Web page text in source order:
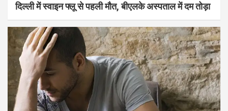
दिल्ली में स्वाइन फ्लू से पहली मौत, बीएलके अस्पताल में दम तोड़ा